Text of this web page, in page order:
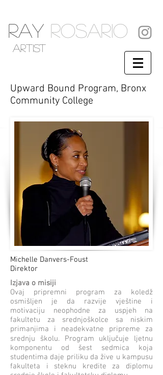
RAY ROSARIO
artist
Upward Bound Program, Bronx
Community College
Michelle Danvers-Foust
Direktor
Izjava o misiji
Ovaj pripremni program za koledž
osmišljen je da razvije vještine i
motivaciju neophodne za uspjeh na
fakultetu za srednjoškolce sa niskim
primanjima i neadekvatne pripreme za
srednju školu. Program uključuje ljetnu
komponentu od šest sedmica koja
studentima daje priliku da žive u kampusu
fakulteta i steknu kredite za diplomu